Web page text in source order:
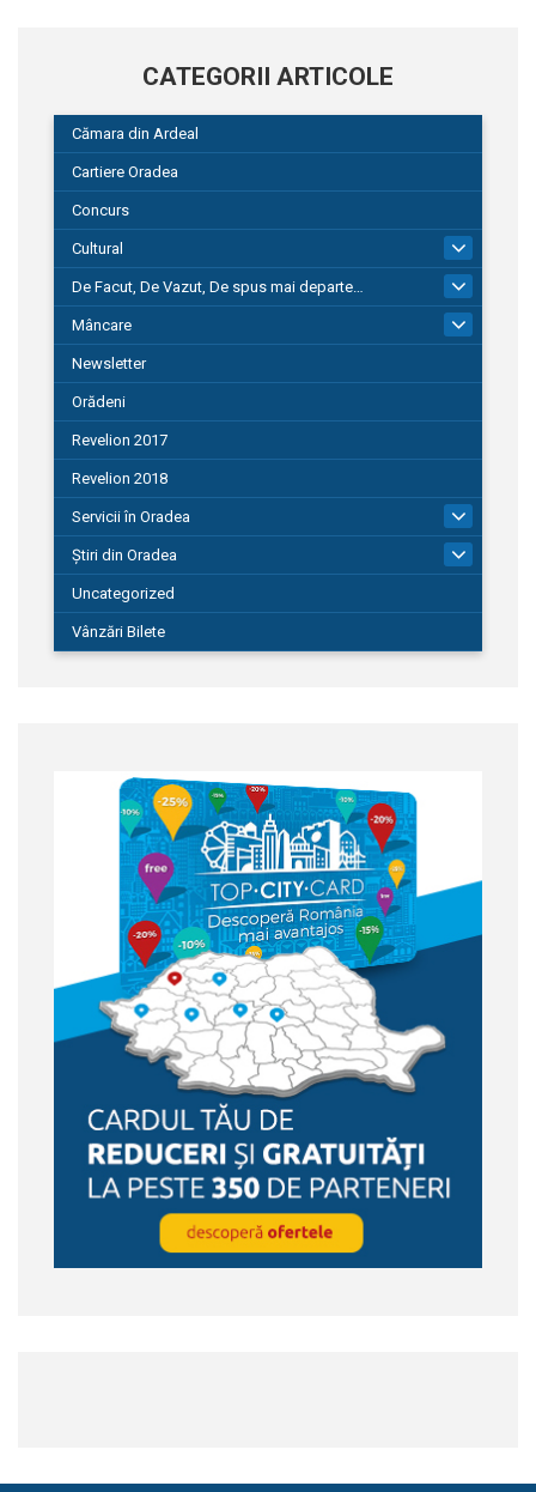
CATEGORII ARTICOLE
Cămara din Ardeal
Cartiere Oradea
Concurs
Cultural
De Facut, De Vazut, De spus mai departe…
580
Mâncare
Newsletter
Orădeni
Revelion 2017
Revelion 2018
Servicii în Oradea
Știri din Oradea
Uncategorized
Vânzări Bilete